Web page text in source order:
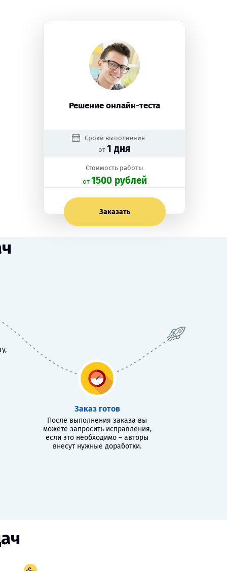
Решение онлайн-теста
Сроки выполнения
от 1 дня
Стоимость работы
oт 1500 рублей
Заказать
Заказ готов
После выполнения заказа вы
можете запросить исправления,
если это необходимо – авторы
внесут нужные доработки.